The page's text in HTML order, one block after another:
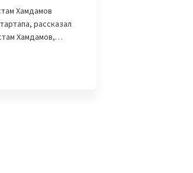
Хамдамов
рассказал
Хамдамов,…